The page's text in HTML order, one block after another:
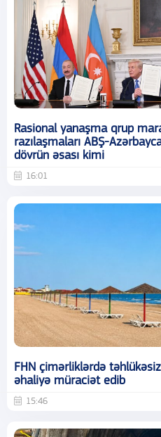
Rasional yanaşma qrup
razılaşmaları ABŞ-
dövrün əsası kimi
16:01
FHN çimərliklərdə
əhaliyə müraciət edib
15:46